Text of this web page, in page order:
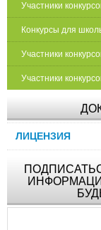
Участники
Конкурсы для
Участники
Участники
ЛИЦЕНЗИЯ